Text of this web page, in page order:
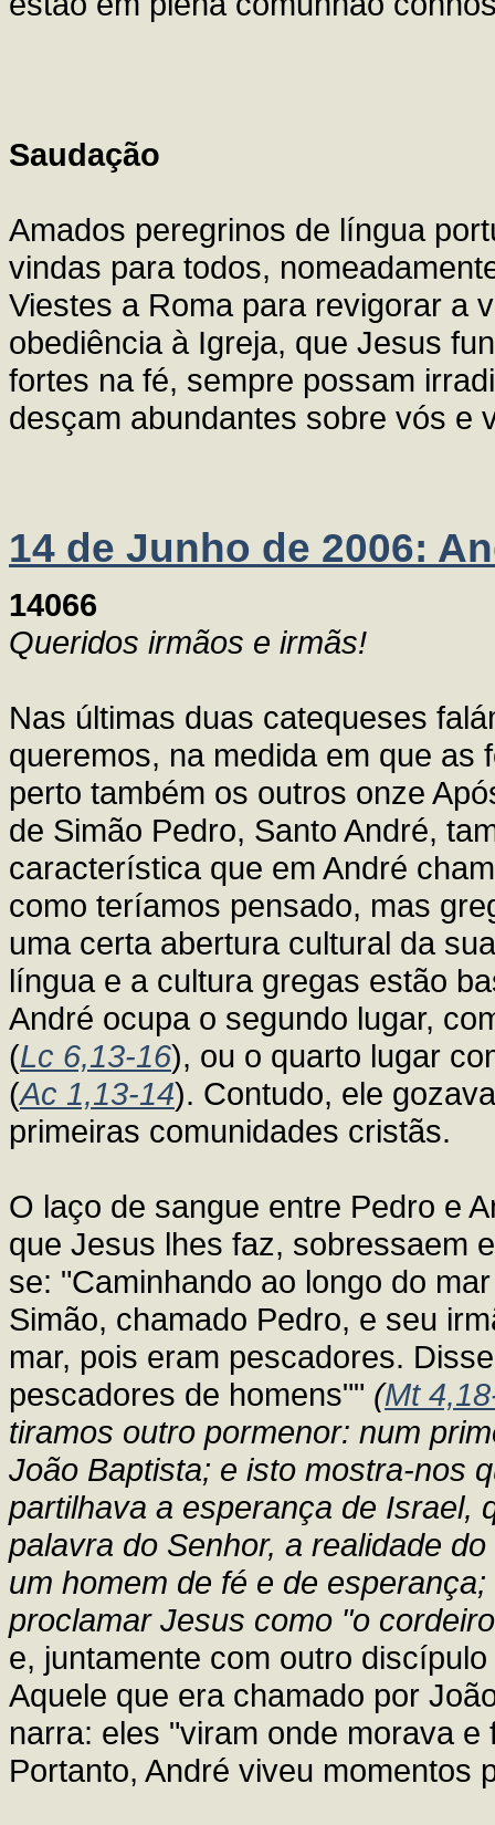
Saudação
Amados peregrinos de língua
vindas para todos,
Viestes a Roma para revigorar a
obediência à Igreja, que Jesus
fortes na fé, sempre possam
desçam abundantes sobre vós e
14 de Junho de 2006:
14066
Queridos irmãos e irmãs!
Nas últimas duas catequeses
queremos, na medida em que as
perto também os outros onze
de Simão Pedro, Santo André,
característica que em André
como teríamos pensado, mas
uma certa abertura cultural da
língua e a cultura gregas estão
André ocupa o segundo lugar,
(Lc 6,13-16), ou o quarto lugar
(Ac 1,13-14). Contudo, ele
primeiras comunidades cristãs.
O laço de sangue entre Pedro e
que Jesus lhes faz, sobressaem
se: "Caminhando ao longo do
Simão, chamado Pedro, e seu
mar, pois eram pescadores.
pescadores de homens"" (Mt
tiramos outro pormenor: num
João Baptista; e isto mostra-nos
partilhava a esperança de Israel,
palavra do Senhor, a realidade
um homem de fé e de
proclamar Jesus como "o
e, juntamente com outro
Aquele que era chamado por
narra: eles "viram onde morava
Portanto, André viveu momentos